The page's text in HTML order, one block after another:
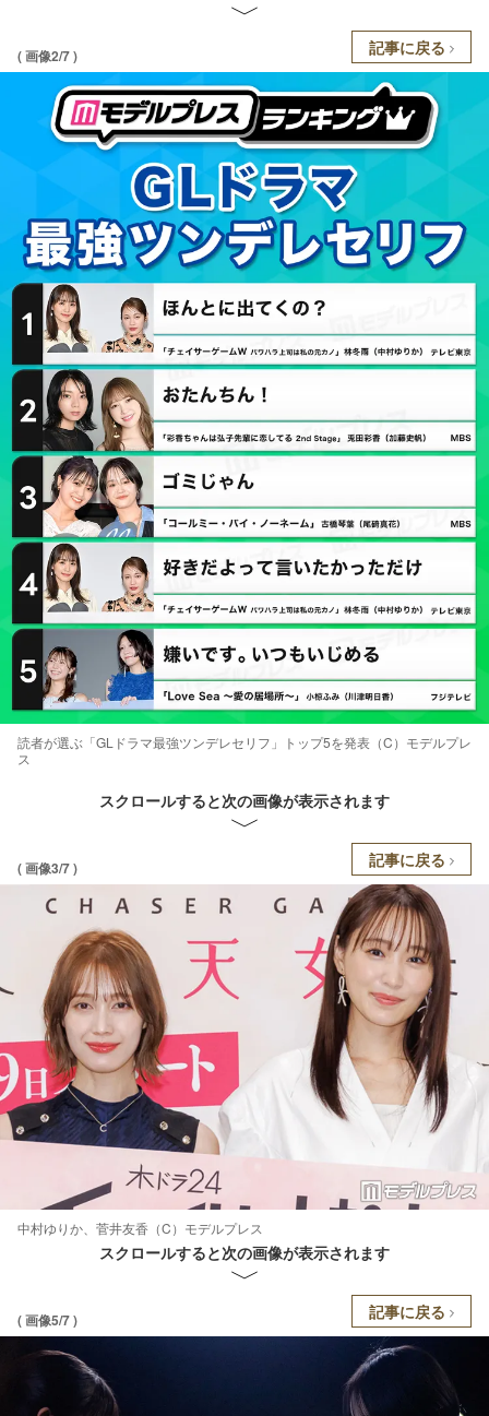
( 画像2/7 ) 記事に戻る
読者が選ぶ「GLドラマ最強ツンデレセリフ」トップ5を発表（C）モデルプレ
ス
スクロールすると次の画像が表示されます
( 画像3/7 ) 記事に戻る
中村ゆりか、菅井友香（C）モデルプレス
スクロールすると次の画像が表示されます
( 画像5/7 ) 記事に戻る